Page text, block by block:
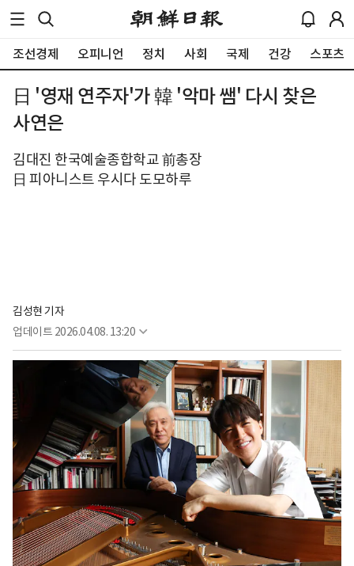
조선경제 오피니언 정치 사회 국제 건강 스포츠
日 '영재 연주자'가 韓 '악마 쌤' 다시 찾은
사연은
김대진 한국예술종합학교 前총장
日 피아니스트 우시다 도모하루
김성현 기자
업데이트 2026.04.08. 13:20